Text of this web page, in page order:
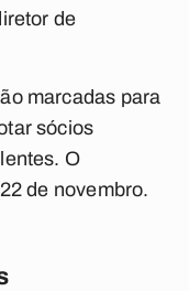
de
marcadas para
sócios
O
de novembro.